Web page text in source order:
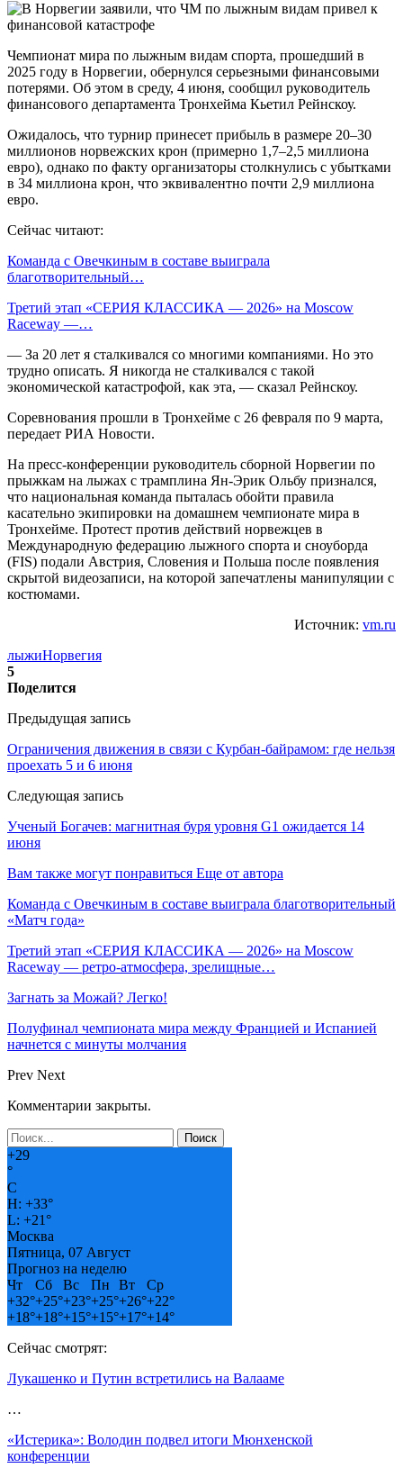
Чемпионат мира по лыжным видам спорта, прошедший в
2025 году в Норвегии, обернулся серьезными финансовыми
потерями. Об этом в среду, 4 июня, сообщил руководитель
финансового департамента Тронхейма Кьетил Рейнскоу.
Ожидалось, что турнир принесет прибыль в размере 20–30
миллионов норвежских крон (примерно 1,7–2,5 миллиона
евро), однако по факту организаторы столкнулись с убытками
в 34 миллиона крон, что эквивалентно почти 2,9 миллиона
евро.
Сейчас читают:
Команда с Овечкиным в составе выиграла
благотворительный…
Третий этап «СЕРИЯ КЛАССИКА — 2026» на Moscow
Raceway —…
— За 20 лет я сталкивался со многими компаниями. Но это
трудно описать. Я никогда не сталкивался с такой
экономической катастрофой, как эта, — сказал Рейнскоу.
Соревнования прошли в Тронхейме с 26 февраля по 9 марта,
передает РИА Новости.
На пресс-конференции руководитель сборной Норвегии по
прыжкам на лыжах с трамплина Ян-Эрик Ольбу признался,
что национальная команда пыталась обойти правила
касательно экипировки на домашнем чемпионате мира в
Тронхейме. Протест против действий норвежцев в
Международную федерацию лыжного спорта и сноуборда
(FIS) подали Австрия, Словения и Польша после появления
скрытой видеозаписи, на которой запечатлены манипуляции с
костюмами.
Источник: vm.ru
лыжиНорвегия
5
Поделится
Предыдущая запись
Ограничения движения в связи с Курбан-байрамом: где нельзя
проехать 5 и 6 июня
Следующая запись
Ученый Богачев: магнитная буря уровня G1 ожидается 14
июня
Вам также могут понравиться Еще от автора
Команда с Овечкиным в составе выиграла благотворительный
«Матч года»
Третий этап «СЕРИЯ КЛАССИКА — 2026» на Moscow
Raceway — ретро‑атмосфера, зрелищные…
Загнать за Можай? Легко!
Полуфинал чемпионата мира между Францией и Испанией
начнется с минуты молчания
Prev Next
Комментарии закрыты.
+29
°
C
H: +33°
L: +21°
Москва
Пятница, 07 Август
Прогноз на неделю
Чт
Сб Вс Пн Вт
Ср
+32°+25°+23°+25°+26°+22°
+18°+18°+15°+15°+17°+14°
Сейчас смотрят:
Лукашенко и Путин встретились на Валааме
…
«Истерика»: Володин подвел итоги Мюнхенской
конференции